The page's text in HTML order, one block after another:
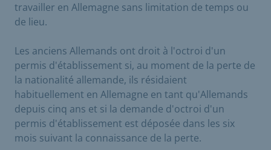
travailler en Allemagne sans limitation de temps ou
de lieu.
Les anciens Allemands ont droit à l'octroi d'un
permis d'établissement si, au moment de la perte de
la nationalité allemande, ils résidaient
habituellement en Allemagne en tant qu'Allemands
depuis cinq ans et si la demande d'octroi d'un
permis d'établissement est déposée dans les six
mois suivant la connaissance de la perte.